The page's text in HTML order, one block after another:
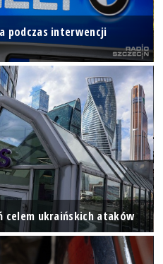
podczas interwencji
celem ukraińskich ataków